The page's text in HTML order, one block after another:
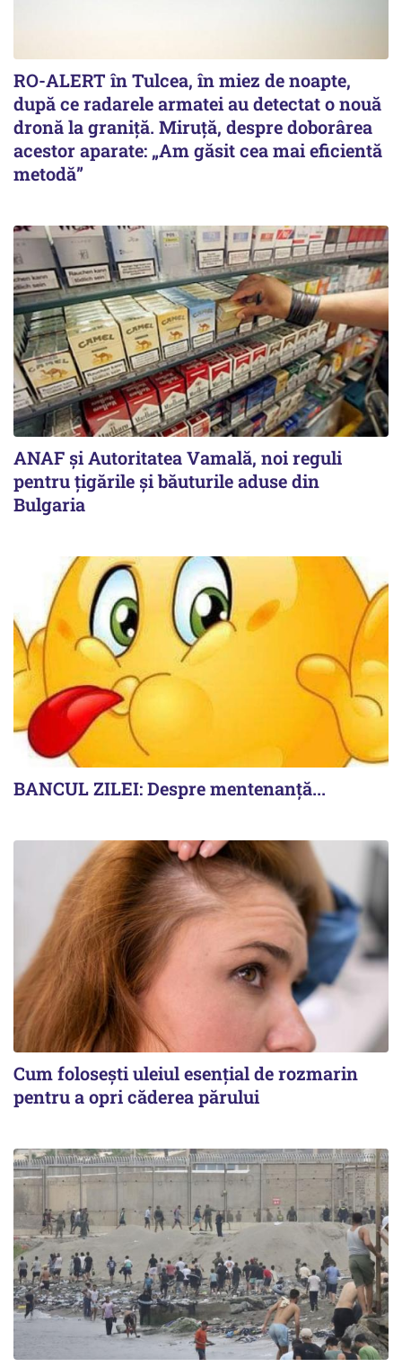
RO-ALERT în Tulcea, în miez de noapte,
după ce radarele armatei au detectat o nouă
dronă la graniță. Miruță, despre doborârea
acestor aparate: „Am găsit cea mai eficientă
metodă”
ANAF și Autoritatea Vamală, noi reguli
pentru țigările și băuturile aduse din
Bulgaria
BANCUL ZILEI: Despre mentenanță...
Cum folosești uleiul esențial de rozmarin
pentru a opri căderea părului